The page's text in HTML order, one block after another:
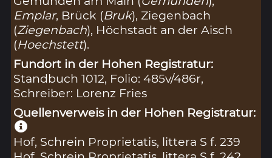
Emplar, Brück (Bruk), Ziegenbach
(Ziegenbach), Höchstadt an der Aisch
(Hoechstett).
Fundort in der Hohen Registratur:
Standbuch 1012, Folio: 485v/486r,
Schreiber: Lorenz Fries
Quellenverweis in der Hohen Registratur:
Hof, Schrein Proprietatis, littera S f. 239